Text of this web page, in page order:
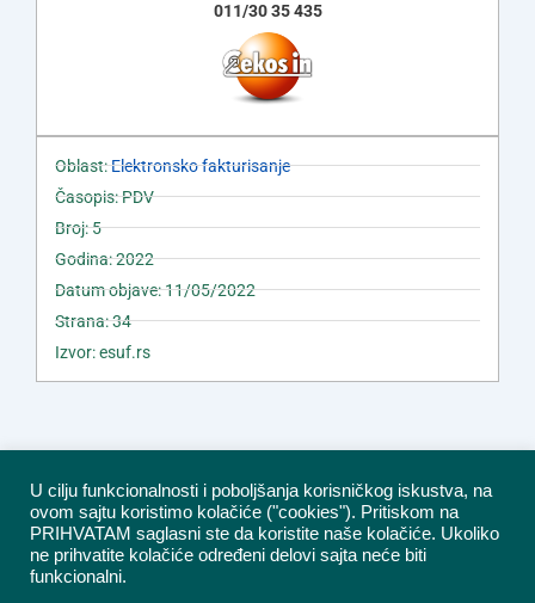
011/30 35 435
Oblast:Elektronsko fakturisanje
Časopis: PDV
Broj: 5
Godina: 2022
Datum objave: 11/05/2022
Strana: 34
Izvor: esuf.rs
U cilju funkcionalnosti i poboljšanja korisničkog iskustva, na
ovom sajtu koristimo kolačiće ("cookies"). Pritiskom na
PRIHVATAM saglasni ste da koristite naše kolačiće. Ukoliko
ne prihvatite kolačiće određeni delovi sajta neće biti
funkcionalni.